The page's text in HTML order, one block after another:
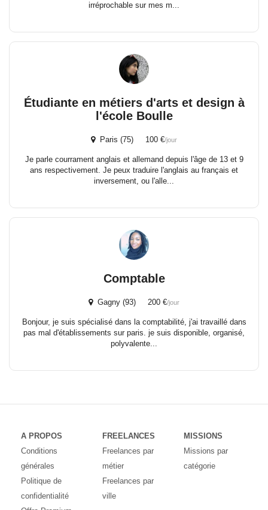
irréprochable sur mes m...
Étudiante en métiers d'arts et design à
l'école Boulle
Paris (75) 100 €/jour
Je parle courrament anglais et allemand depuis l'âge de 13 et 9
ans respectivement. Je peux traduire l'anglais au français et
inversement, ou l'alle...
Comptable
Gagny (93) 200 €/jour
Bonjour, je suis spécialisé dans la comptabilité, j'ai travaillé dans
pas mal d'établissements sur paris. je suis disponible, organisé,
polyvalente...
A PROPOS
Conditions
générales
Politique de
confidentialité
FREELANCES
Freelances par
métier
Freelances par
ville
MISSIONS
Missions par
catégorie